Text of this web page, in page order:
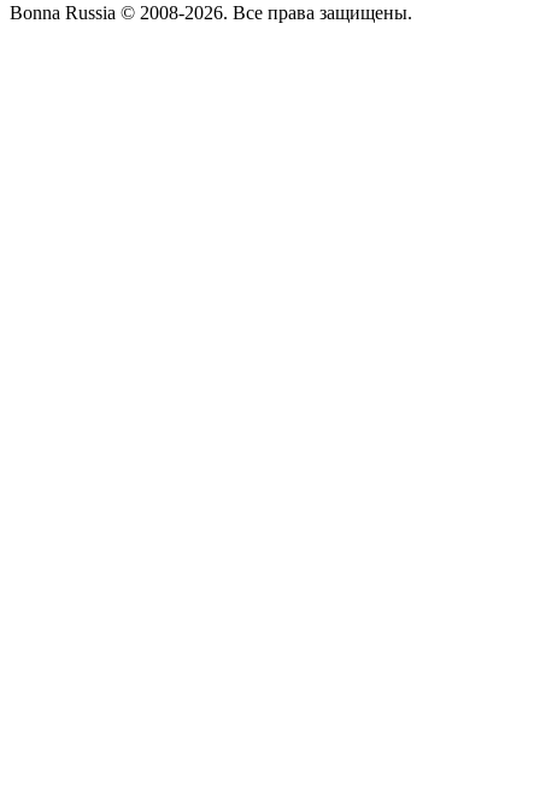
Bonna Russia © 2008-2026. Все права защищены.